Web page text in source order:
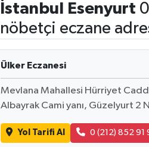
İstanbul Esenyurt
nöbetçi eczane
Ülker Eczanesi
Mevlana Mahallesi Hürriyet
Albayrak Cami yanı, Güzelyurt 2
Yol Tarifi Al 0 (212) 852 91